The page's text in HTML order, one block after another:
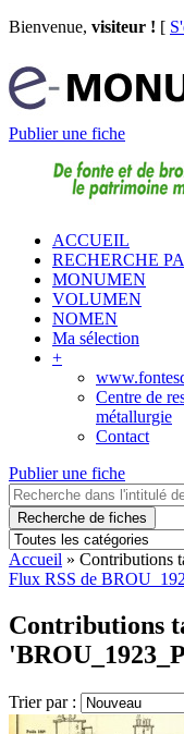
Bienvenue, visiteur ! [
Publier une fiche
ACCUEIL
RECHERCHE
MONUMEN
VOLUMEN
NOMEN
Ma sélection
+
Centre de
métallurgie
Contact
Publier une fiche
Recherche de fiches
Accueil » Contributions
Flux RSS de
Contributions
Trier par :